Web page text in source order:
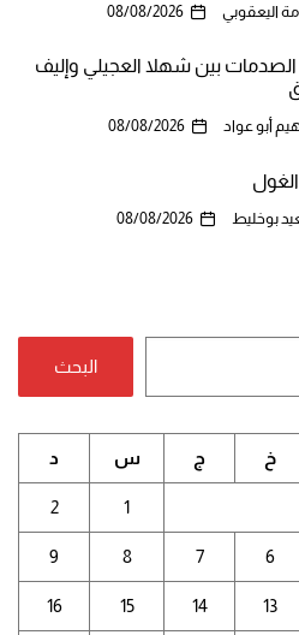
اليعقوبي 08/08/2026
الصدمات بين شهلا العجيلي وإليف
أبو عواد 08/08/2026
بوخليط 08/08/2026
البحث
خ ج س د
1
2
6
7
8
9
13
14
15
16